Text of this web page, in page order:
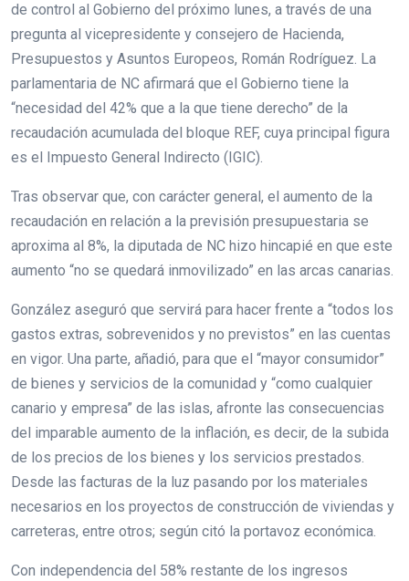
de control al Gobierno del próximo lunes, a través de una
pregunta al vicepresidente y consejero de Hacienda,
Presupuestos y Asuntos Europeos, Román Rodríguez. La
parlamentaria de NC afirmará que el Gobierno tiene la
“necesidad del 42% que a la que tiene derecho” de la
recaudación acumulada del bloque REF, cuya principal figura
es el Impuesto General Indirecto (IGIC).
Tras observar que, con carácter general, el aumento de la
recaudación en relación a la previsión presupuestaria se
aproxima al 8%, la diputada de NC hizo hincapié en que este
aumento “no se quedará inmovilizado” en las arcas canarias.
González aseguró que servirá para hacer frente a “todos los
gastos extras, sobrevenidos y no previstos” en las cuentas
en vigor. Una parte, añadió, para que el “mayor consumidor”
de bienes y servicios de la comunidad y “como cualquier
canario y empresa” de las islas, afronte las consecuencias
del imparable aumento de la inflación, es decir, de la subida
de los precios de los bienes y los servicios prestados.
Desde las facturas de la luz pasando por los materiales
necesarios en los proyectos de construcción de viviendas y
carreteras, entre otros; según citó la portavoz económica.
Con independencia del 58% restante de los ingresos